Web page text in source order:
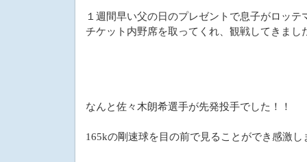
１週間早い父の日のプレゼントで息子がロッ
チケット内野席を取ってくれ、観戦してきま
なんと佐々木朗希選手が先発投手でした！！
165kの剛速球を目の前で見ることができ感激し